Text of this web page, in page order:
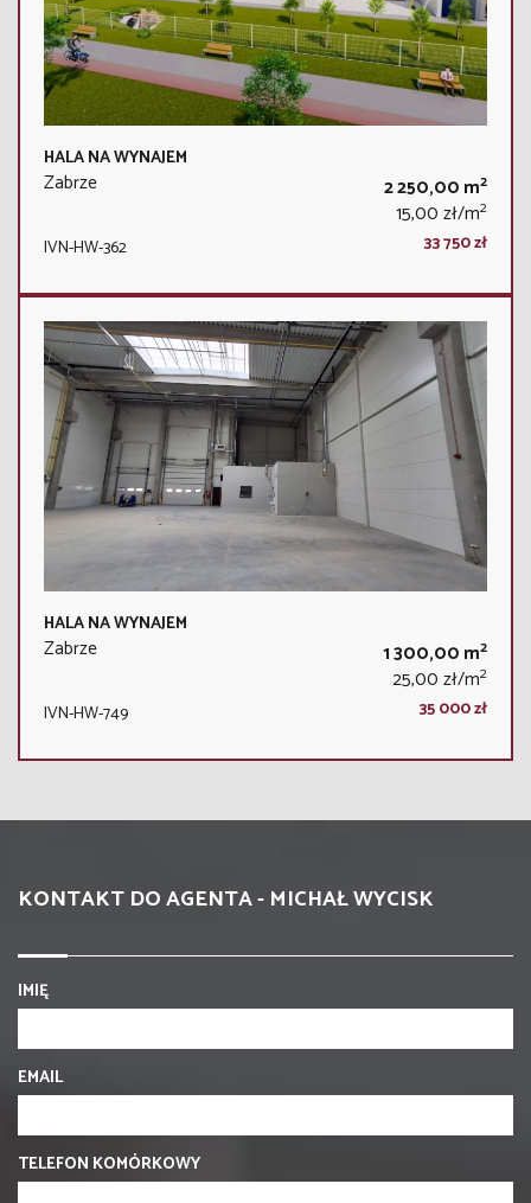
HALA NA WYNAJEM
Zabrze 2 250,00 m2
15,00 zł/m2
IVN-HW-362 33 750 zł
HALA NA WYNAJEM
Zabrze 1 300,00 m2
25,00 zł/m2
IVN-HW-749 35 000 zł
KONTAKT DO AGENTA - MICHAŁ WYCISK
IMIĘ
EMAIL
TELEFON KOMÓRKOWY